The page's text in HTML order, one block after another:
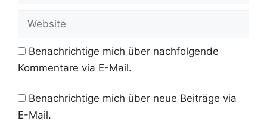
Website
Benachrichtige mich über nachfolgende
Kommentare via E-Mail.
Benachrichtige mich über neue Beiträge via
E-Mail.